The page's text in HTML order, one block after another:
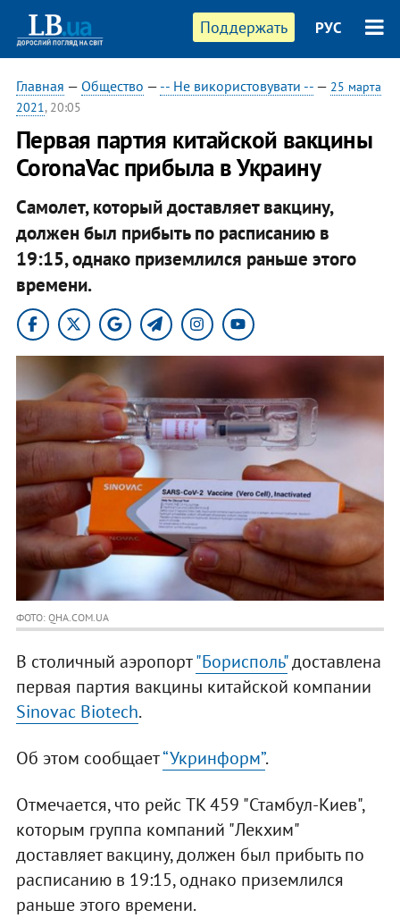
Поддержать РУС
Главная — Общество — -- Не використовувати --— 25 марта
2021, 20:05
Первая партия китайской вакцины
CoronaVac прибыла в Украину
Самолет, который доставляет вакцину,
должен был прибыть по расписанию в
19:15, однако приземлился раньше этого
времени.
ФОТО: QHA.COM.UA
В столичный аэропорт"Борисполь"доставлена
первая партия вакцины китайской компании
Sinovac Biotech.
Об этом сообщает“Укринформ”.
Отмечается, что рейс TK 459 "Стамбул-Киев",
которым группа компаний "Лекхим"
доставляет вакцину, должен был прибыть по
расписанию в 19:15, однако приземлился
раньше этого времени.